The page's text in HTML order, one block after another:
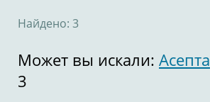
Найдено: 3
Может вы искали: Асепта
3